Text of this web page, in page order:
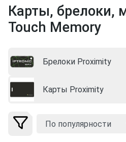
Карты, брелоки,
Touch Memory
Брелоки Proximity
Карты Proximity